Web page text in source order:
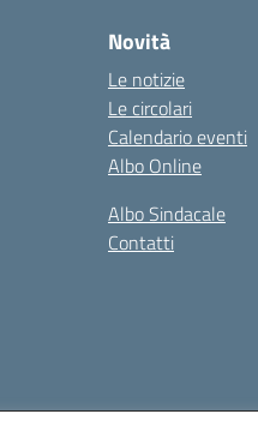
Novità
Le notizie
Le circolari
Calendario eventi
Albo Online
Albo Sindacale
Contatti